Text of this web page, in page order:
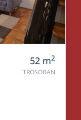
52 m2
TROSOBAN